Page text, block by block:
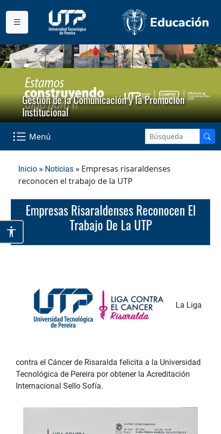
Gestión de la Comunicación y la Promoción
Institucional
Menú
Inicio » Noticias » Empresas risaraldenses
reconocen el trabajo de la UTP
Empresas Risaraldenses Reconocen El
Trabajo De La UTP
La Liga
contra el Cáncer de Risaralda felicita a la Universidad
Tecnológica de Pereira por obtener la Acreditación
Internacional Sello Sofía.